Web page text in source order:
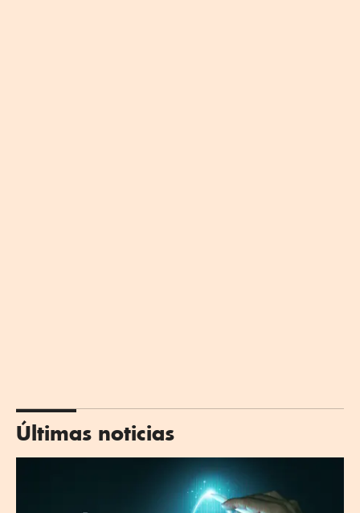
Últimas noticias